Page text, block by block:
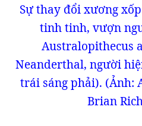
Sự thay đổi xương
tinh tinh, vượn
Australopithecus
Neanderthal, người
trái sáng phải). (Ảnh:
Brian